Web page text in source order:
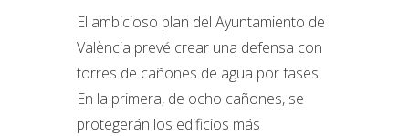
El ambicioso plan del Ayuntamiento de
València prevé crear una defensa con
torres de cañones de agua por fases.
En la primera, de ocho cañones, se
protegerán los edificios más